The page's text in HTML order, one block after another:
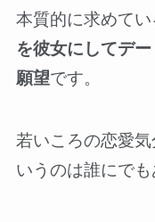
本質的に求めてい
を彼女にしてデ
願望です。
若いころの恋愛
いうのは誰にでも